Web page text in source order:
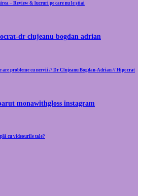
– Review & lucruri pe care nu le știai
are probleme cu nervii // Dr Clujeanu Bogdan-Adrian // Hipocrat
cu videourile tale?